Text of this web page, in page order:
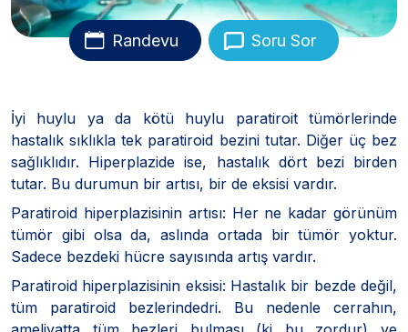
Randevu Soru Sor
İyi huylu ya da kötü huylu paratiroit tümörlerinde
hastalık sıklıkla tek paratiroid bezini tutar. Diğer üç bez
sağlıklıdır. Hiperplazide ise, hastalık dört bezi birden
tutar. Bu durumun bir artısı, bir de eksisi vardır.
Paratiroid hiperplazisinin artısı: Her ne kadar görünüm
tümör gibi olsa da, aslında ortada bir tümör yoktur.
Sadece bezdeki hücre sayısında artış vardır.
Paratiroid hiperplazisinin eksisi: Hastalık bir bezde değil,
tüm paratiroid bezlerindedri. Bu nedenle cerrahın,